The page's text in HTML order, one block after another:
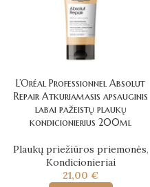
L’Oréal Professionnel Absolut
Repair Atkuriamasis apsauginis
labai pažeistų plaukų
kondicionierius 200ml
Plaukų priežiūros priemonės,
Kondicionieriai
21,00 €